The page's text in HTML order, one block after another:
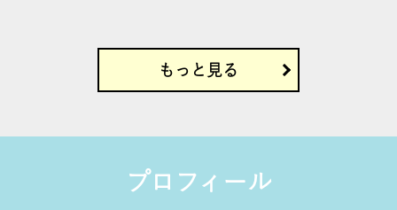
9月 29
もっと見る
プロフィール